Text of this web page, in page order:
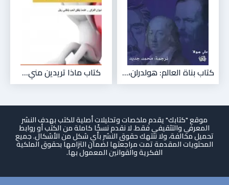
كتاب بناة العالم: هولدرلن،... كتاب ماذا تريدين مني...
موقع "كتابك" يقدم ملخصات وتحليلات أصلية للكتب بهدف النشر
المعرفي والتثقيفي فقط. لا نقدم نسخًا كاملة من الكتب أو روابط
تحميل مخالفة، ولا ننتهك حقوق النشر بأي شكل من الأشكال. جميع
المحتويات المقدمة تمت مراجعتها لضمان التزامها بحقوق الملكية
الفكرية والقوانين المعمول بها.